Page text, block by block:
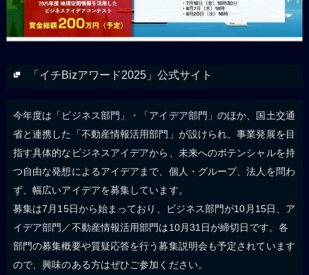
「イチBizアワード2025」公式サイト
今年度は「ビジネス部門」・「アイデア部門」のほか、国土交通
省と連携した「不動産情報活用部門」が設けられ、事業発展を目
指す具体的なビジネスアイデアから、未来へのポテンシャルを持
つ自由な発想によるアイデアまで、個人・グループ、法人を問わ
ず、幅広いアイデアを募集しています。
募集は7月15日から始まっており、ビジネス部門が10月15日、ア
イデア部門／不動産情報活用部門は10月31日が締切日です。各
部門の募集概要や質疑応答を行う募集説明会も予定されています
ので、興味のある方はぜひご参加ください。